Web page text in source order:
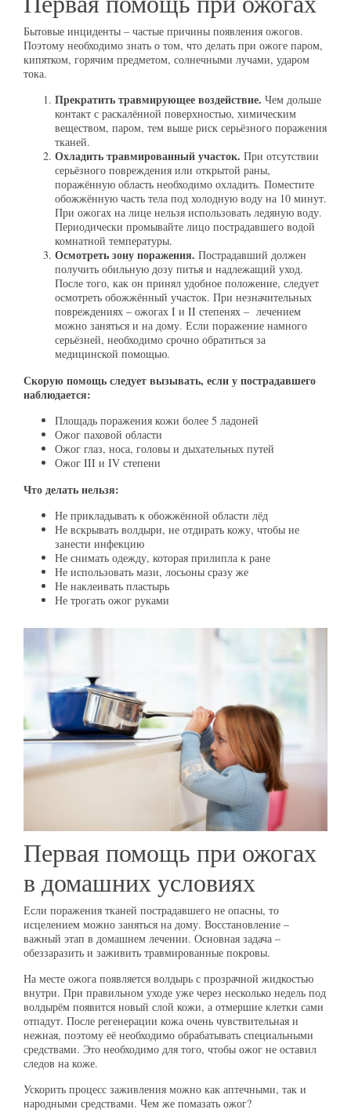
Бытовые инциденты – частые причины появления ожогов.
Поэтому необходимо знать о том, что делать при ожоге паром,
кипятком, горячим предметом, солнечными лучами, ударом
тока.
Прекратить травмирующее воздействие. Чем дольше
контакт с раскалённой поверхностью, химическим
веществом, паром, тем выше риск серьёзного поражения
тканей.
Охладить травмированный участок. При отсутствии
серьёзного повреждения или открытой раны,
поражённую область необходимо охладить. Поместите
обожжённую часть тела под холодную воду на 10 минут.
При ожогах на лице нельзя использовать ледяную воду.
Периодически промывайте лицо пострадавшего водой
комнатной температуры.
Осмотреть зону поражения. Пострадавший должен
получить обильную дозу питья и надлежащий уход.
После того, как он принял удобное положение, следует
осмотреть обожжённый участок. При незначительных
повреждениях – ожогах I и II степенях – лечением
можно заняться и на дому. Если поражение намного
серьёзней, необходимо срочно обратиться за
медицинской помощью.
Скорую помощь следует вызывать, если у пострадавшего
наблюдается:
Площадь поражения кожи более 5 ладоней
Ожог паховой области
Ожог глаз, носа, головы и дыхательных путей
Ожог III и IV степени
Что делать нельзя:
Не прикладывать к обожжённой области лёд
Не вскрывать волдыри, не отдирать кожу, чтобы не
занести инфекцию
Не снимать одежду, которая прилипла к ране
Не использовать мази, лосьоны сразу же
Не наклеивать пластырь
Не трогать ожог руками
Первая помощь при ожогах
в домашних условиях
Если поражения тканей пострадавшего не опасны, то
исцелением можно заняться на дому. Восстановление –
важный этап в домашнем лечении. Основная задача –
обеззаразить и заживить травмированные покровы.
На месте ожога появляется волдырь с прозрачной жидкостью
внутри. При правильном уходе уже через несколько недель под
волдырём появится новый слой кожи, а отмершие клетки сами
отпадут. После регенерации кожа очень чувствительная и
нежная, поэтому её необходимо обрабатывать специальными
средствами. Это необходимо для того, чтобы ожог не оставил
следов на коже.
Ускорить процесс заживления можно как аптечными, так и
народными средствами. Чем же помазать ожог?